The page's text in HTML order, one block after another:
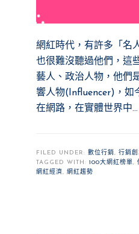
網紅時代，有許多「名
也很難沒聽過他們，這
藝人、政治人物，他們
響人物(Influencer)，如
在網路，在實體世界中…
FILED UNDER: 數位行銷, 行銷創
TAGGED WITH: 100大網紅榜單,
網紅經濟, 網紅趨勢